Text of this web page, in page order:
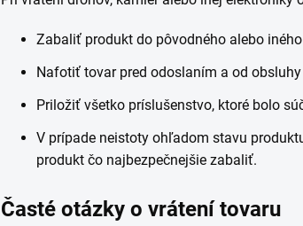
Zabaliť produkt do pôvodného alebo
Nafotiť tovar pred odoslaním a od
Priložiť všetko príslušenstvo, ktoré bolo
V prípade neistoty ohľadom stavu
produkt čo najbezpečnejšie zabaliť.
Časté otázky o vrátení tovaru